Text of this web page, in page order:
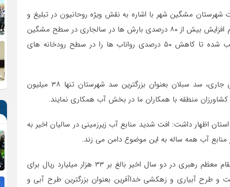
مشگین شهر با اشاره به نقش ویژه روحانیون در تبلیغ و
ترویج مدیریت مصرف بهینه منابع آب در بین مردم افزود: علی رغم افزایش بیش از ۸۰ درصدی بارش ها در سالجاری در سطح مشگین
شهر، متاسفانه خشکسالی های پی در پی در سالیان اخیر موجب شده تا کاهش ۵۰ درصدی رواناب ها را در سطح رودخانه های
وی تصریح کرد: با وجود بارش های بسیار خوب در سال زراعی جاری، سد سبلان بعنوان بزرگترین سد شهرستان تنها ۳۸ میلیون
منطقه با همکاران ما در بخش آب همکاری نمایند.
اظهار داشت: افت شدید منابع آب زیرزمینی در سالیان اخیر به
منابع آب همه ساله به این موضوع دامن می زند.
مدیرعامل شرکت آب منطقه ای اردبیل عنوان کرد: با نگاه ویژه مقام معظم رهبری در دو سال اخیر بالغ بر ۳۳ هزار میلیارد ریال برای
آبیاری و زهکشی خداآفرین بعنوان بزرگترین طرح آبی و